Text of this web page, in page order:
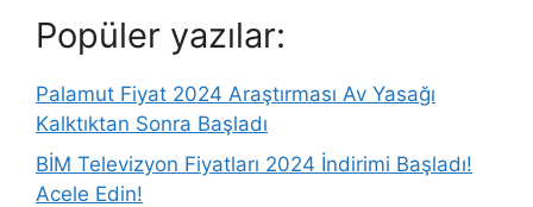
Popüler yazılar:
Palamut Fiyat 2024 Araştırması Av Yasağı
Kalktıktan Sonra Başladı
BİM Televizyon Fiyatları 2024 İndirimi Başladı!
Acele Edin!